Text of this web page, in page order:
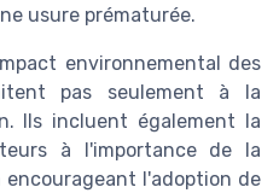
usure prématurée.
environnemental des
pas seulement à la
Ils incluent également la
à l'importance de la
l'adoption de